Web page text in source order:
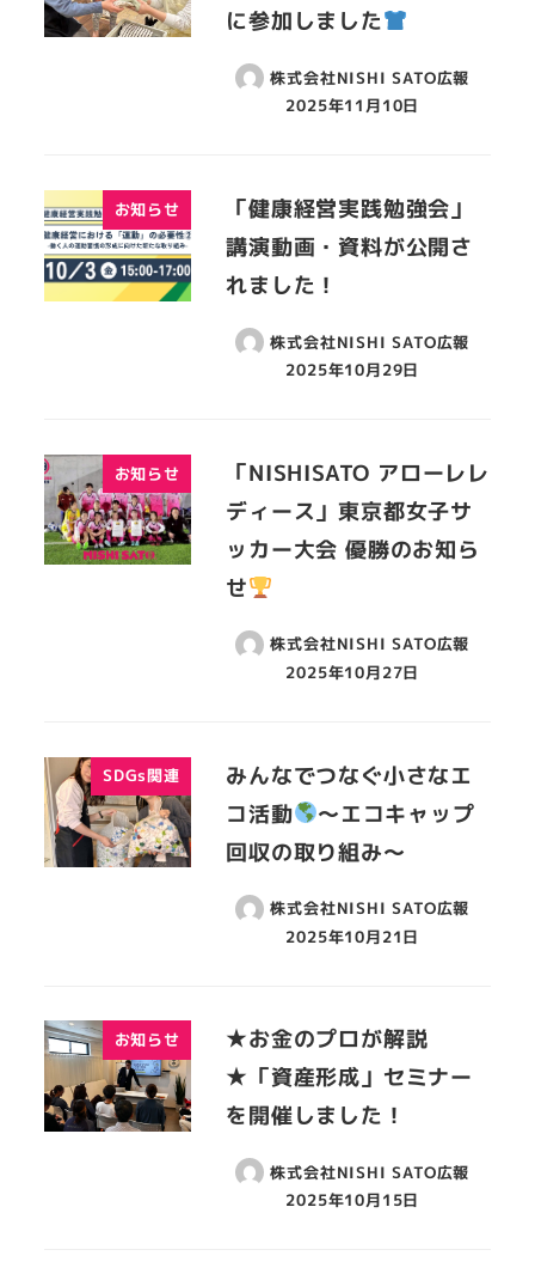
に参加しました
株式会社NISHI SATO広報
2025年11月10日
お知らせ
「健康経営実践勉強会」
講演動画・資料が公開さ
れました！
株式会社NISHI SATO広報
2025年10月29日
お知らせ
「NISHISATO アローレレ
ディース」東京都女子サ
ッカー大会 優勝のお知ら
せ
株式会社NISHI SATO広報
2025年10月27日
SDGs関連
みんなでつなぐ小さなエ
コ活動
～エコキャップ
回収の取り組み～
株式会社NISHI SATO広報
2025年10月21日
お知らせ
★お金のプロが解説
★「資産形成」セミナー
を開催しました！
株式会社NISHI SATO広報
2025年10月15日